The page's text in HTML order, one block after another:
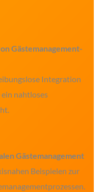
Gästemanagement-
Integration
nahtloses
Gästemanagement
Beispielen zur